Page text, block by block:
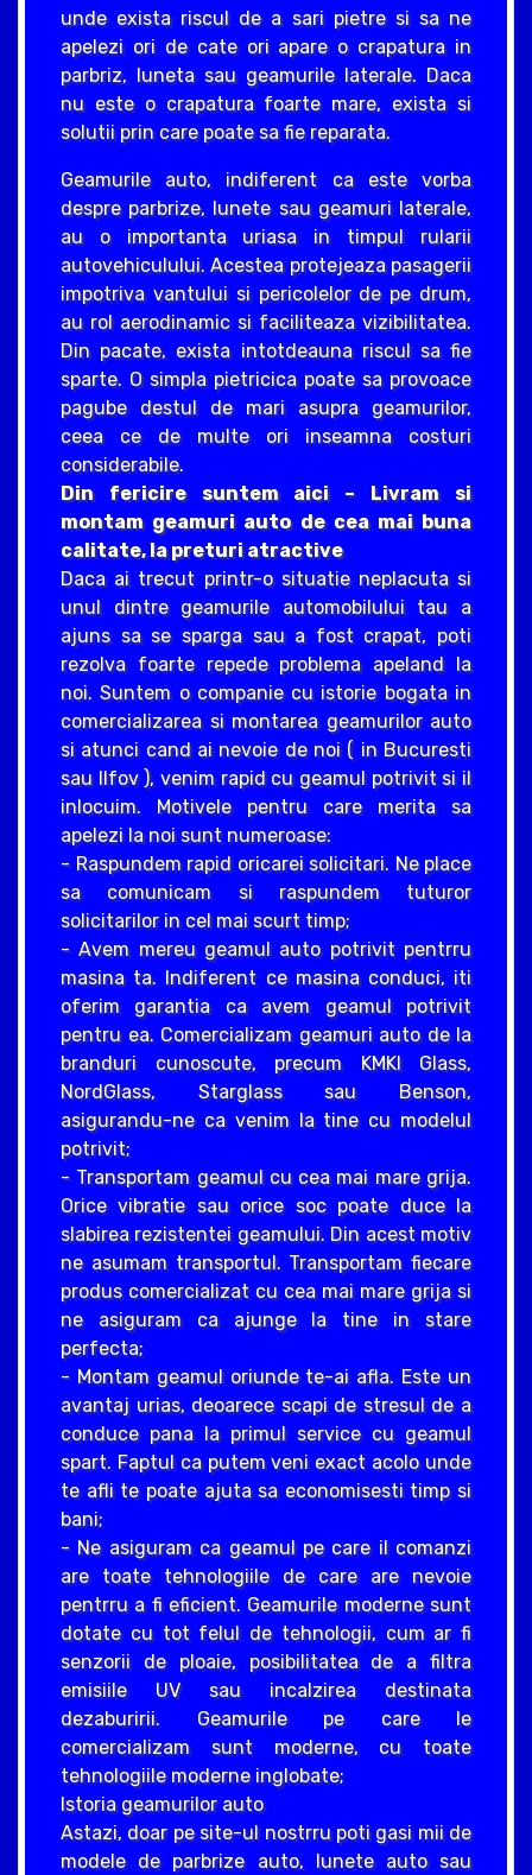
unde exista riscul de a sari pietre si sa ne
apelezi ori de cate ori apare o crapatura in
parbriz, luneta sau geamurile laterale. Daca
nu este o crapatura foarte mare, exista si
solutii prin care poate sa fie reparata.
Geamurile auto, indiferent ca este vorba
despre parbrize, lunete sau geamuri laterale,
au o importanta uriasa in timpul rularii
autovehiculului. Acestea protejeaza pasagerii
impotriva vantului si pericolelor de pe drum,
au rol aerodinamic si faciliteaza vizibilitatea.
Din pacate, exista intotdeauna riscul sa fie
sparte. O simpla pietricica poate sa provoace
pagube destul de mari asupra geamurilor,
ceea ce de multe ori inseamna costuri
considerabile.
Din fericire suntem aici – Livram si
montam geamuri auto de cea mai buna
calitate, la preturi atractive
Daca ai trecut printr-o situatie neplacuta si
unul dintre geamurile automobilului tau a
ajuns sa se sparga sau a fost crapat, poti
rezolva foarte repede problema apeland la
noi. Suntem o companie cu istorie bogata in
comercializarea si montarea geamurilor auto
si atunci cand ai nevoie de noi ( in Bucuresti
sau Ilfov ), venim rapid cu geamul potrivit si il
inlocuim. Motivele pentru care merita sa
apelezi la noi sunt numeroase:
- Raspundem rapid oricarei solicitari. Ne place
sa comunicam si raspundem tuturor
solicitarilor in cel mai scurt timp;
- Avem mereu geamul auto potrivit pentrru
masina ta. Indiferent ce masina conduci, iti
oferim garantia ca avem geamul potrivit
pentru ea. Comercializam geamuri auto de la
branduri cunoscute, precum KMKI Glass,
NordGlass, Starglass sau Benson,
asigurandu-ne ca venim la tine cu modelul
potrivit;
- Transportam geamul cu cea mai mare grija.
Orice vibratie sau orice soc poate duce la
slabirea rezistentei geamului. Din acest motiv
ne asumam transportul. Transportam fiecare
produs comercializat cu cea mai mare grija si
ne asiguram ca ajunge la tine in stare
perfecta;
- Montam geamul oriunde te-ai afla. Este un
avantaj urias, deoarece scapi de stresul de a
conduce pana la primul service cu geamul
spart. Faptul ca putem veni exact acolo unde
te afli te poate ajuta sa economisesti timp si
bani;
- Ne asiguram ca geamul pe care il comanzi
are toate tehnologiile de care are nevoie
pentrru a fi eficient. Geamurile moderne sunt
dotate cu tot felul de tehnologii, cum ar fi
senzorii de ploaie, posibilitatea de a filtra
emisiile UV sau incalzirea destinata
dezaburirii. Geamurile pe care le
comercializam sunt moderne, cu toate
tehnologiile moderne inglobate;
Istoria geamurilor auto
Astazi, doar pe site-ul nostrru poti gasi mii de
modele de parbrize auto, lunete auto sau